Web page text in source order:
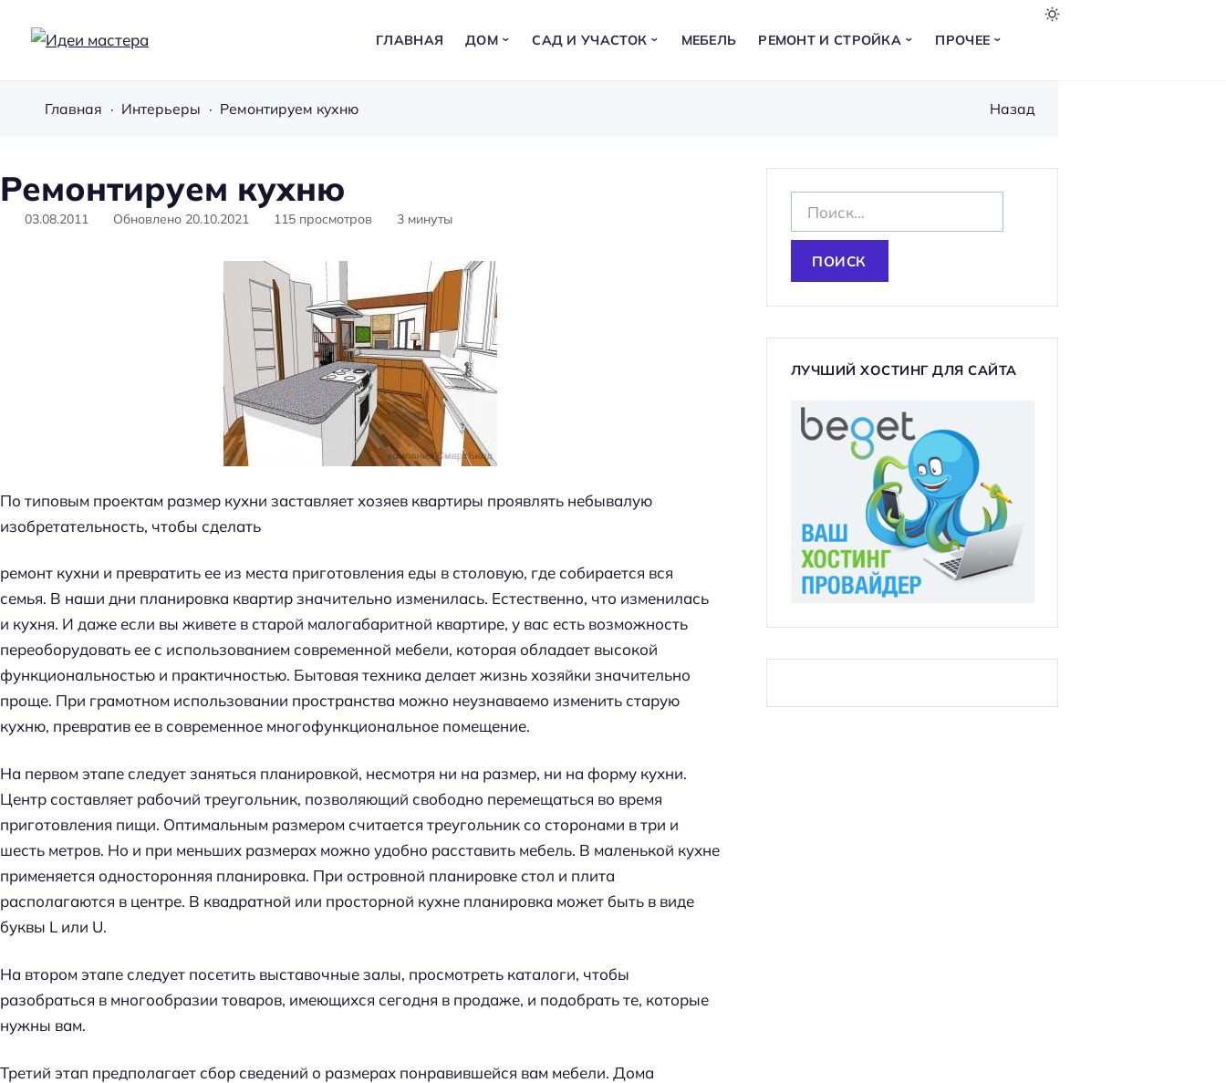
а
с
ГЛАВНАЯ ДОМ САД И УЧАСТОК МЕБЕЛЬ РЕМОНТ И СТРОЙКА ПРОЧЕЕ
Главная Интерьеры Ремонтируем кухню Назад
Ремонтируем кухню
03.08.2011 Обновлено 20.10.2021 115 просмотров 3 минуты
По типовым проектам размер кухни заставляет хозяев квартиры проявлять небывалую
изобретательность, чтобы сделать
ремонт кухни и превратить ее из места приготовления еды в столовую, где собирается вся
семья. В наши дни планировка квартир значительно изменилась. Естественно, что изменилась
и кухня. И даже если вы живете в старой малогабаритной квартире, у вас есть возможность
переоборудовать ее с использованием современной мебели, которая обладает высокой
функциональностью и практичностью. Бытовая техника делает жизнь хозяйки значительно
проще. При грамотном использовании пространства можно неузнаваемо изменить старую
кухню, превратив ее в современное многофункциональное помещение.
На первом этапе следует заняться планировкой, несмотря ни на размер, ни на форму кухни.
Центр составляет рабочий треугольник, позволяющий свободно перемещаться во время
приготовления пищи. Оптимальным размером считается треугольник со сторонами в три и
шесть метров. Но и при меньших размерах можно удобно расставить мебель. В маленькой кухне
применяется односторонняя планировка. При островной планировке стол и плита
располагаются в центре. В квадратной или просторной кухне планировка может быть в виде
буквы L или U.
На втором этапе следует посетить выставочные залы, просмотреть каталоги, чтобы
разобраться в многообразии товаров, имеющихся сегодня в продаже, и подобрать те, которые
нужны вам.
Третий этап предполагает сбор сведений о размерах понравившейся вам мебели. Дома
а
т
и
ЛУЧШИЙ ХОСТИНГ ДЛЯ САЙТА